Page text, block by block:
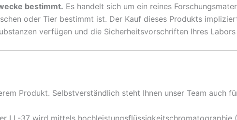
bestimmt. Es handelt sich um ein reines
oder Tier bestimmt ist. Der Kauf dieses Produkts
verfügen und die Sicherheitsvorschriften Ihres
Produkt. Selbstverständlich steht Ihnen unser Team auch
LL-37 wird mittels hochleistungsflüssigkeitschromatographie